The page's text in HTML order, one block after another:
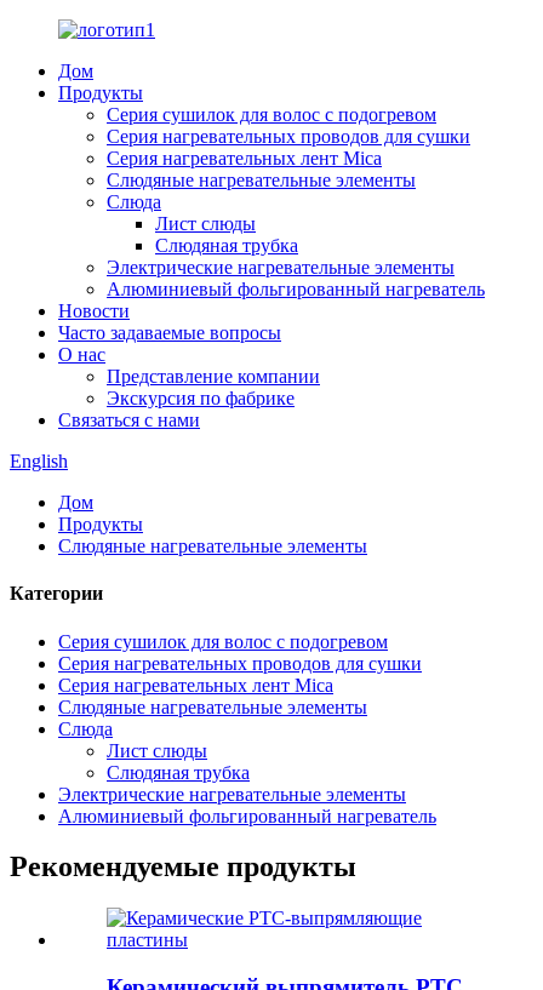
Дом
Продукты
Серия сушилок для волос с подогревом
Серия нагревательных проводов для сушки
Серия нагревательных лент Mica
Слюдяные нагревательные элементы
Слюда
Лист слюды
Слюдяная трубка
Электрические нагревательные элементы
Алюминиевый фольгированный нагреватель
Новости
Часто задаваемые вопросы
О нас
Представление компании
Экскурсия по фабрике
Связаться с нами
English
Дом
Продукты
Слюдяные нагревательные элементы
Категории
Серия сушилок для волос с подогревом
Серия нагревательных проводов для сушки
Серия нагревательных лент Mica
Слюдяные нагревательные элементы
Слюда
Лист слюды
Слюдяная трубка
Электрические нагревательные элементы
Алюминиевый фольгированный нагреватель
Рекомендуемые продукты